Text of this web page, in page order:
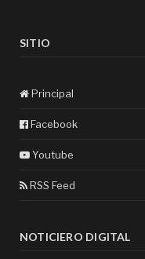
SITIO
Principal
Facebook
Youtube
RSS Feed
NOTICIERO DIGITAL